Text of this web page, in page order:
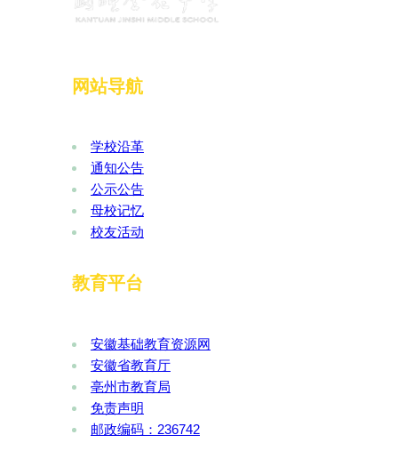
网站导航
学校沿革
通知公告
公示公告
母校记忆
校友活动
教育平台
安徽基础教育资源网
安徽省教育厅
亳州市教育局
免责声明
邮政编码：236742